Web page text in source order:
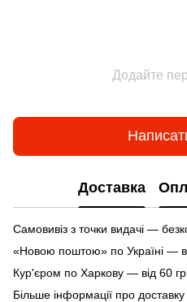
Додайте
Доставка
Самовивіз з точки видачі —
«Новою поштою» по Україні —
Кур'єром по Харкову — від 60
Більше інформації про доставку